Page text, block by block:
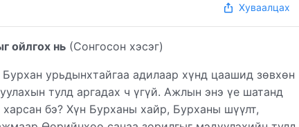
Хуваалцах
ойлгох нь (Сонгосон хэсэг)
урьдынхтайгаа адилаар хүнд цаашид зөвхөн
тулд аргадах ч үгүй. Ажлын энэ үе шатанд
бэ? Хүн Бурханы хайр, Бурханы шүүлт,